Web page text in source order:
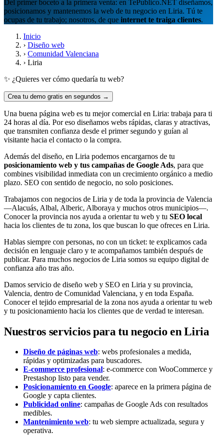
Del primer boceto a la primera venta: en TePublico.NET diseñamos,
posicionamos y mantenemos la web de tu negocio en Liria. Tú te
ocupas de tu trabajo; nosotros, de que internet te traiga clientes.
Inicio
› Diseño web
› Comunidad Valenciana
› Liria
✨ ¿Quieres ver cómo quedaría tu web?
Crea tu demo gratis en segundos →
Una buena página web es tu mejor comercial en Liria: trabaja para ti
24 horas al día. Por eso diseñamos webs rápidas, claras y atractivas,
que transmiten confianza desde el primer segundo y guían al
visitante hacia el contacto o la compra.
Además del diseño, en Liria podemos encargarnos de tu
posicionamiento web y tus campañas de Google Ads, para que
combines visibilidad inmediata con un crecimiento orgánico a medio
plazo. SEO con sentido de negocio, no solo posiciones.
Trabajamos con negocios de Liria y de toda la provincia de Valencia
—Alacuás, Albal, Alberic, Alboraya y muchos otros municipios—.
Conocer la provincia nos ayuda a orientar tu web y tu SEO local
hacia los clientes de tu zona, los que buscan lo que ofreces en Liria.
Hablas siempre con personas, no con un ticket: te explicamos cada
decisión en lenguaje claro y te acompañamos también después de
publicar. Para muchos negocios de Liria somos su equipo digital de
confianza año tras año.
Damos servicio de diseño web y SEO en Liria y su provincia,
Valencia, dentro de Comunidad Valenciana, y en toda España.
Conocer el tejido empresarial de la zona nos ayuda a orientar tu web
y tu posicionamiento hacia los clientes que de verdad te interesan.
Nuestros servicios para tu negocio en Liria
Diseño de páginas web: webs profesionales a medida,
rápidas y optimizadas para buscadores.
E-commerce profesional: e-commerce con WooCommerce y
Prestashop listo para vender.
Posicionamiento en Google: aparece en la primera página de
Google y capta clientes.
Publicidad online: campañas de Google Ads con resultados
medibles.
Mantenimiento web: tu web siempre actualizada, segura y
operativa.